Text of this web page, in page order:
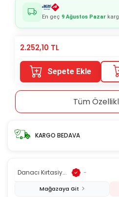
En geç 9 Ağustos Pazar
2.252,10 TL
Sepete Ekle
Tüm
KARGO BEDAVA
Danacı Kırtasiy... -
Mağazaya Git